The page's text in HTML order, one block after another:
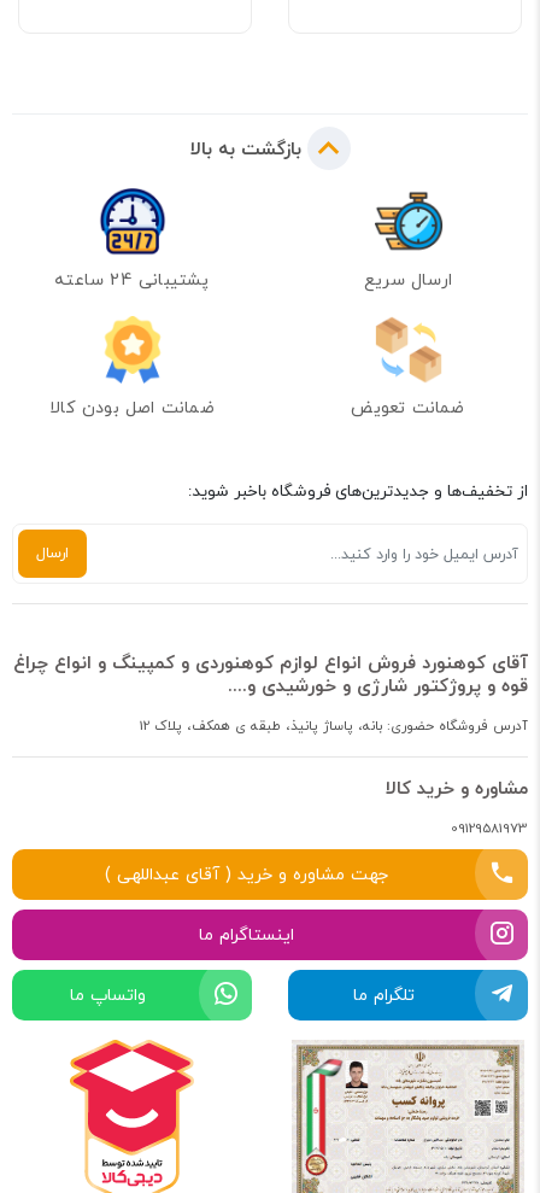
بازگشت به بالا
ارسال سریع پشتیبانی 24 ساعته
ضمانت تعویض ضمانت اصل بودن کالا
از تخفیف‌ها و جدیدترین‌های فروشگاه باخبر شوید:
آقای کوهنورد فروش انواع لوازم کوهنوردی و کمپینگ و انواع چراغ
قوه و پروژکتور شارژی و خورشیدی و....
آدرس فروشگاه حضوری: بانه، پاساژ پانیذ، طبقه ی همکف، پلاک 12
مشاوره و خرید کالا
09129581973
جهت مشاوره و خرید ( آقای عبداللهی )
اینستاگرام ما
تلگرام ما
واتساپ ما